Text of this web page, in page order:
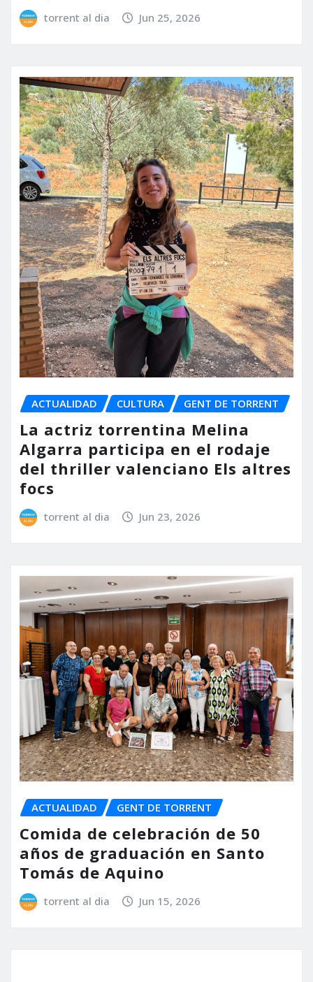
torrent al dia Jun 25, 2026
ACTUALIDAD CULTURA GENT DE TORRENT
La actriz torrentina Melina
Algarra participa en el rodaje
del thriller valenciano Els altres
focs
torrent al dia Jun 23, 2026
ACTUALIDAD GENT DE TORRENT
Comida de celebración de 50
años de graduación en Santo
Tomás de Aquino
torrent al dia Jun 15, 2026